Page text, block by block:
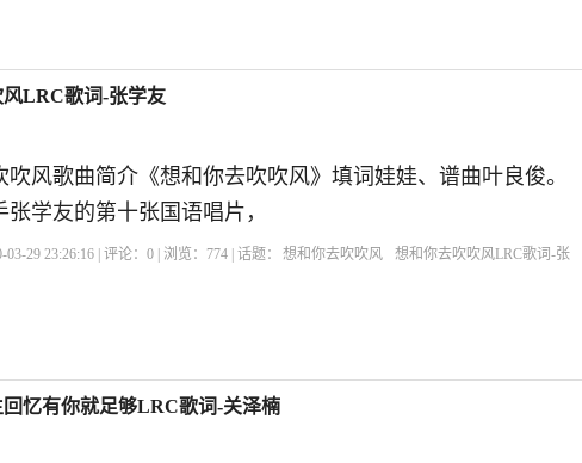
LRC歌词-张学友
吹风歌曲简介《想和你去吹吹风》填词娃娃、谱曲叶良俊。
张学友的第十张国语唱片，
29 23:26:16 | 评论：0 | 浏览： 774 | 话题： 想和你去吹吹风
想和你去吹吹风LRC歌词-张
忆有你就足够LRC歌词-关泽楠